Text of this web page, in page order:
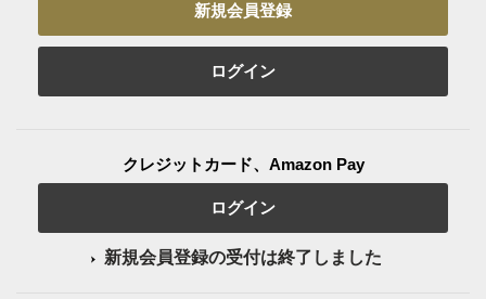
新規会員登録
ログイン
クレジットカード、Amazon Pay
ログイン
新規会員登録の受付は終了しました